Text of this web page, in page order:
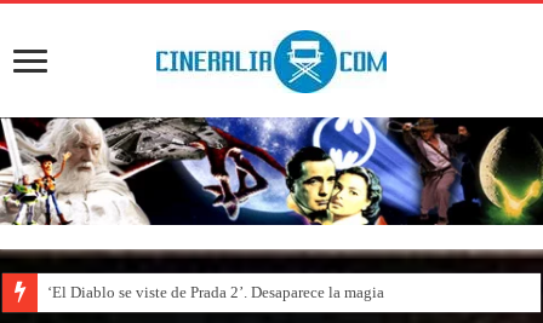
‘El Diablo se viste de Prada 2’. Desaparece la magia